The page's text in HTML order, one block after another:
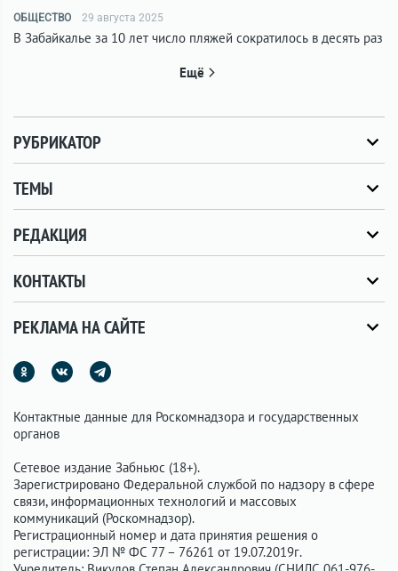
ОБЩЕСТВО 29 августа 2025
В Забайкалье за 10 лет число пляжей сократилось в десять раз
Ещё
РУБРИКАТОР
ТЕМЫ
РЕДАКЦИЯ
КОНТАКТЫ
РЕКЛАМА НА САЙТЕ
Контактные данные для Роскомнадзора и государственных
органов
Сетевое издание Забньюс (18+).
Зарегистрировано Федеральной службой по надзору в сфере
связи, информационных технологий и массовых
коммуникаций (Роскомнадзор).
Регистрационный номер и дата принятия решения о
регистрации: ЭЛ № ФС 77 – 76261 от 19.07.2019г.